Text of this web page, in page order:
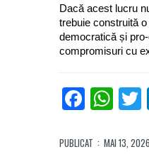
Dacă acest lucru
trebuie construită
democratică și
compromisuri cu
PUBLICAT : MAI 13, 2026